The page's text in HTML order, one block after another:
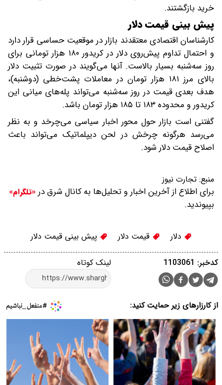
خرید بازگشتند.
پیش ‌بینی قیمت دلار
کارشناسان اقتصادی معتقدند بازار در موقعیت حساسی قرار دارد
و احتمال تداوم پیش‌روی دلار در کریدور ۱۸۰ هزار تومانی برای
روز سه‌شنبه بسیار بالاست. آنها می‌گویند در صورت تثبیت دلار
بالای مرز ۱۸۱ هزار تومان در معاملات پشت‌خطی (دوشنبه)،
هدف بعدی قیمت در روز سه‌شنبه می‌تواند پله‌های میانی این
کریدور و محدوده ۱۸۳ تا ۱۸۵ هزار تومان باشد.
گفتنی است بازار حول محور اخبار سیاسی می‌چرخد و به نظر
می‌رسد هرگونه چرخش در لحن دیپلماتیک می‌تواند باعث
اصلاح قیمت دلار شود.
منبع: تجارت نیوز
برای اطلاع از آخرین اخبار و تحلیل‌ها به کانال شرق در «تلگرام»
بپیوندید.
دلار قیمت دلار پیش بینی قیمت دلار
لینک کوتاه کدخبر: 1103061
از کارزارهای زیر حمایت کنید: